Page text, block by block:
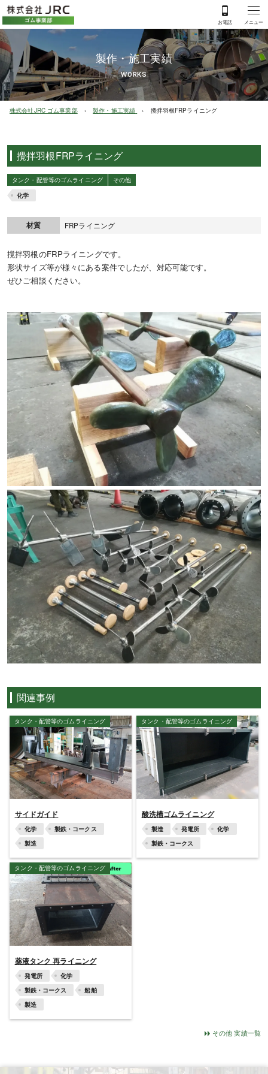
製作・施工実績
WORKS
株式会社JRC ゴム事業部 製作・施工実績 攪拌羽根FRPライニング
攪拌羽根FRPライニング
タンク・配管等のゴムライニング
その他
化学
材質 FRPライニング
撹拌羽根のFRPライニングです。
形状サイズ等が様々にある案件でしたが、対応可能です。
ぜひご相談ください。
関連事例
タンク・配管等のゴムライニング
サイドガイド
化学
製鉄・コークス
製造
タンク・配管等のゴムライニング
酸洗槽ゴムライニング
製造 発電所
化学
製鉄・コークス
タンク・配管等のゴムライニング
薬液タンク 再ライニング
発電所
化学
製鉄・コークス
船舶
製造
その他 実績一覧